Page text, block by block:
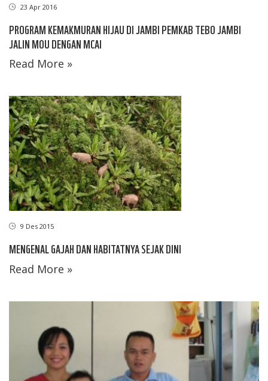
23 Apr 2016
PROGRAM KEMAKMURAN HIJAU DI JAMBI PEMKAB TEBO JAMBI
JALIN MOU DENGAN MCAI
Read More »
9 Des 2015
MENGENAL GAJAH DAN HABITATNYA SEJAK DINI
Read More »